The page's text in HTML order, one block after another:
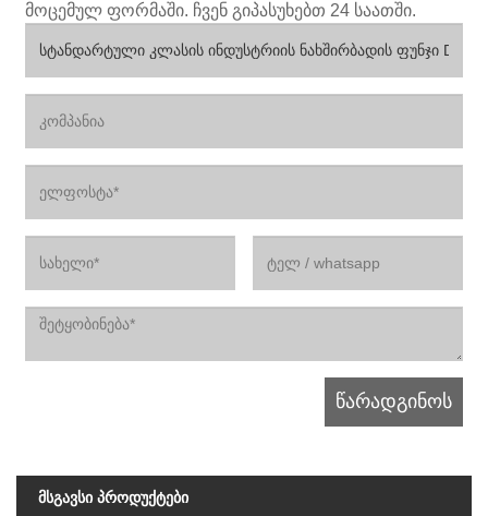
მოცემულ ფორმაში. ჩვენ გიპასუხებთ 24 საათში.
მსგავსი პროდუქტები